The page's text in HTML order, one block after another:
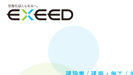
建設業 建築・施工